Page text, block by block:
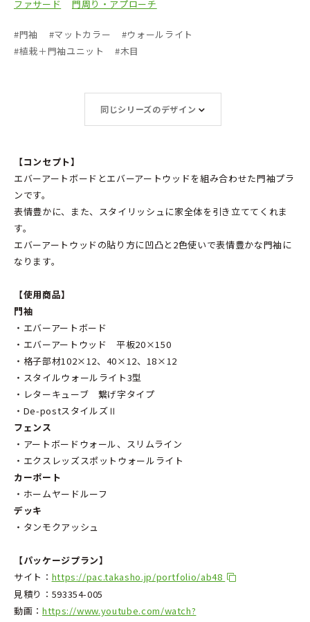
ファサード
門周り・アプローチ
#門袖 #マットカラー #ウォールライト
#植栽＋門袖ユニット #木目
同じシリーズのデザイン
【コンセプト】
エバーアートボードとエバーアートウッドを組み合わせた門袖プラ
ンです。
表情豊かに、また、スタイリッシュに家全体を引き立ててくれま
す。
エバーアートウッドの貼り方に凹凸と2色使いで表情豊かな門袖に
なります。
【使用商品】
門袖
・エバーアートボード
・エバーアートウッド 平板20×150
・格子部材102×12、40×12、18×12
・スタイルウォールライト3型
・レターキューブ 繋げ字タイプ
・De-postスタイルズⅡ
フェンス
・アートボードウォール、スリムライン
・エクスレッズスポットウォールライト
カーポート
・ホームヤードルーフ
デッキ
・タンモクアッシュ
【パッケージプラン】
サイト： https://pac.takasho.jp/portfolio/ab48
見積り： 593354-005
動画： https://www.youtube.com/watch?